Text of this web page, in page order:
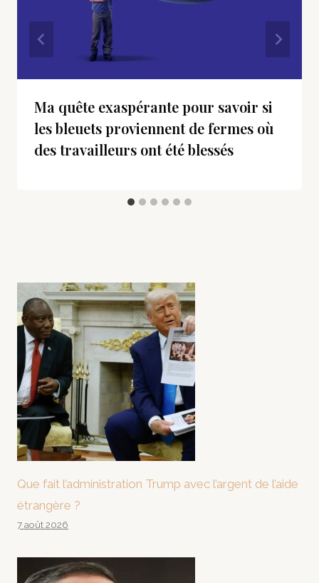
Ma quête exaspérante pour savoir si
les bleuets proviennent de fermes où
des travailleurs ont été blessés
Que fait l’administration Trump avec l’argent de l’aide
étrangère ?
7 août 2026